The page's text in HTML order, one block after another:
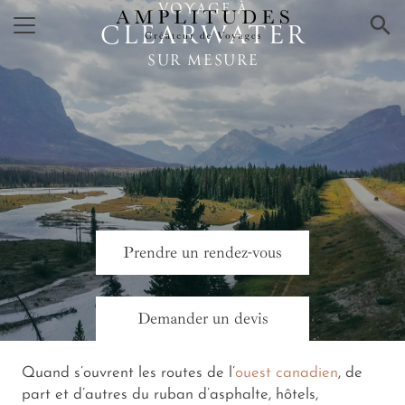
× VOYAGE À
CLEARWATER
SUR MESURE
Prendre un rendez-vous
Demander un devis
Quand s’ouvrent les routes de l’ouest canadien, de
part et d’autres du ruban d’asphalte, hôtels,